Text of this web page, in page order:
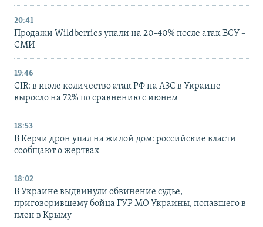
20:41
Продажи Wildberries упали на 20-40% после атак ВСУ –
СМИ
19:46
CIR: в июле количество атак РФ на АЗС в Украине
выросло на 72% по сравнению с июнем
18:53
В Керчи дрон упал на жилой дом: российские власти
сообщают о жертвах
18:02
В Украине выдвинули обвинение судье,
приговорившему бойца ГУР МО Украины, попавшего в
плен в Крыму